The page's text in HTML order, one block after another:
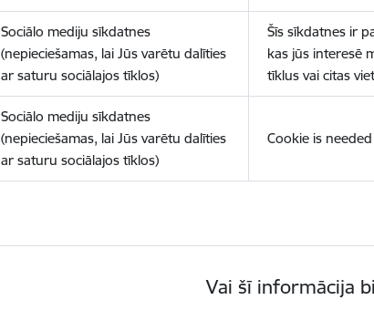
Sociālo mediju sīkdatnes
(nepieciešamas, lai Jūs varētu dalīties
ar saturu sociālajos tīklos)
Šīs sīkdatnes ir
kas jūs interesē
tīklus vai citas
Sociālo mediju sīkdatnes
(nepieciešamas, lai Jūs varētu dalīties
ar saturu sociālajos tīklos)
Cookie is
Vai šī informācija